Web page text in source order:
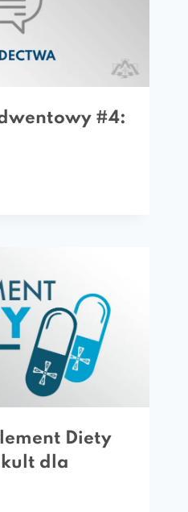
#4:
Diety
dla